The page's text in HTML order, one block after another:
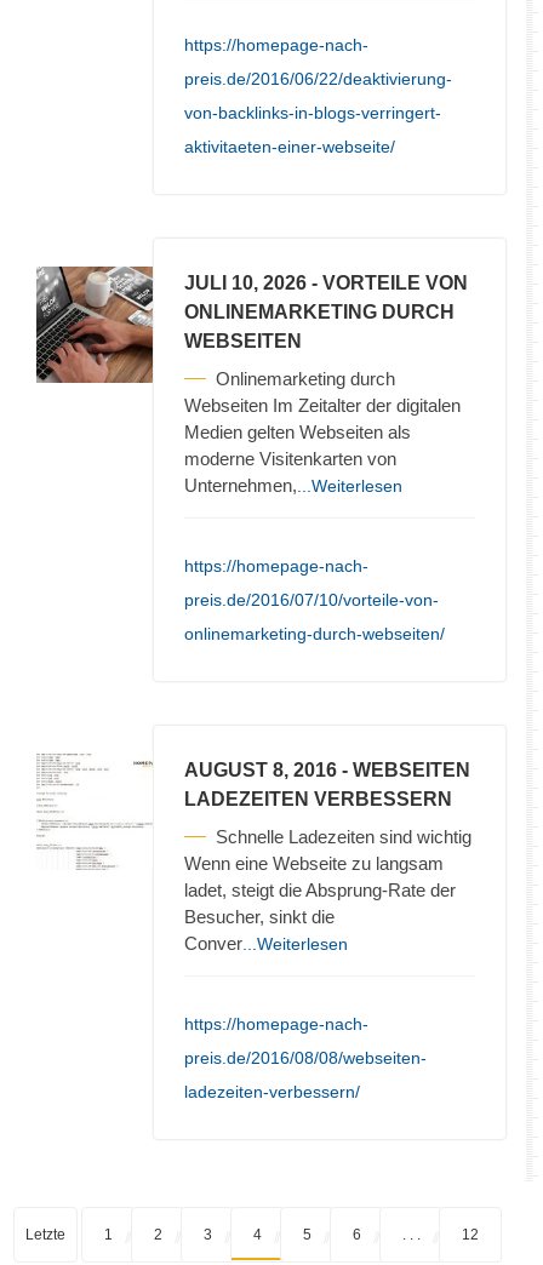
https://homepage-nach-
preis.de/2016/06/22/deaktivierung-
von-backlinks-in-blogs-verringert-
aktivitaeten-einer-webseite/
JULI 10, 2026 - VORTEILE VON
ONLINEMARKETING DURCH
WEBSEITEN
Onlinemarketing durch
Webseiten Im Zeitalter der digitalen
Medien gelten Webseiten als
moderne Visitenkarten von
Unternehmen, ...Weiterlesen
https://homepage-nach-
preis.de/2016/07/10/vorteile-von-
onlinemarketing-durch-webseiten/
AUGUST 8, 2016 - WEBSEITEN
LADEZEITEN VERBESSERN
Schnelle Ladezeiten sind wichtig
Wenn eine Webseite zu langsam
ladet, steigt die Absprung-Rate der
Besucher, sinkt die
Conver ...Weiterlesen
https://homepage-nach-
preis.de/2016/08/08/webseiten-
ladezeiten-verbessern/
Letzte 1 2 3 4 5 6 12